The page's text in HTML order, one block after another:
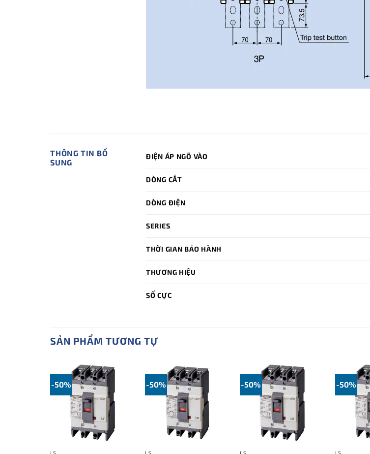
THÔNG TIN BỔ
SUNG
ĐIỆN ÁP NGÕ VÀO
DÒNG CẮT
DÒNG ĐIỆN
SERIES
THỜI GIAN BẢO HÀNH
THƯƠNG HIỆU
SỐ CỰC
SẢN PHẨM TƯƠNG TỰ
-50% -50% -50% -50%